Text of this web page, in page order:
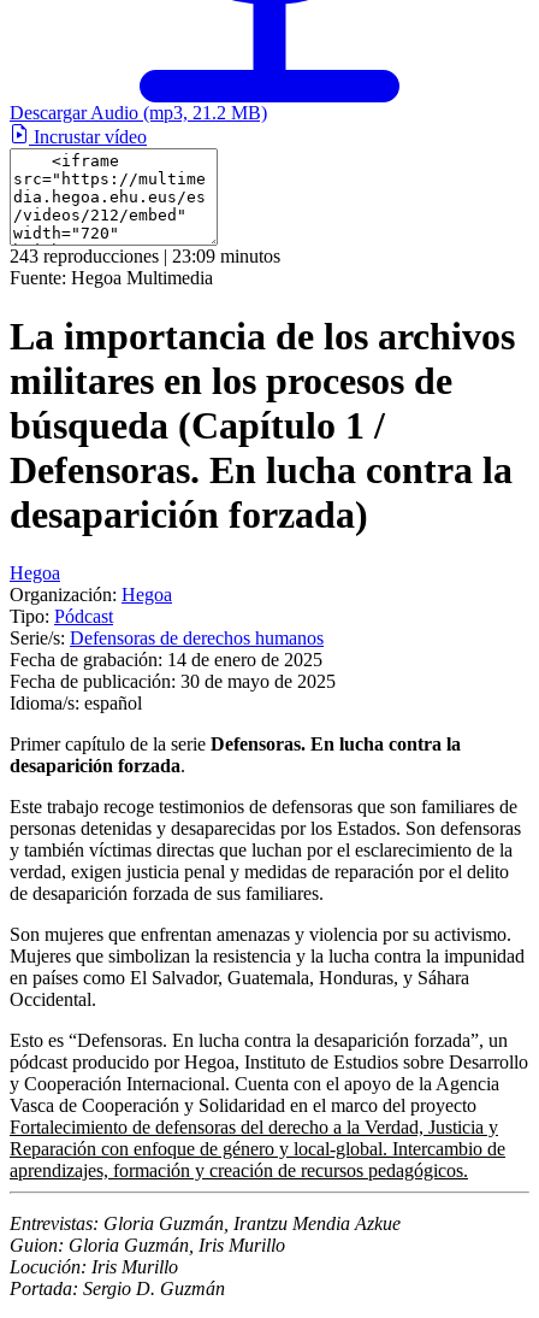
Descargar Audio (mp3, 21.2 MB)
Incrustar vídeo
243 reproducciones | 23:09 minutos
Fuente: Hegoa Multimedia
La importancia de los archivos
militares en los procesos de
búsqueda (Capítulo 1 /
Defensoras. En lucha contra la
desaparición forzada)
Hegoa
Organización: Hegoa
Tipo: Pódcast
Serie/s: Defensoras de derechos humanos
Fecha de grabación: 14 de enero de 2025
Fecha de publicación: 30 de mayo de 2025
Idioma/s: español
Primer capítulo de la serie Defensoras. En lucha contra la
desaparición forzada.
Este trabajo recoge testimonios de defensoras que son familiares de
personas detenidas y desaparecidas por los Estados. Son defensoras
y también víctimas directas que luchan por el esclarecimiento de la
verdad, exigen justicia penal y medidas de reparación por el delito
de desaparición forzada de sus familiares.
Son mujeres que enfrentan amenazas y violencia por su activismo.
Mujeres que simbolizan la resistencia y la lucha contra la impunidad
en países como El Salvador, Guatemala, Honduras, y Sáhara
Occidental.
Esto es “Defensoras. En lucha contra la desaparición forzada”, un
pódcast producido por Hegoa, Instituto de Estudios sobre Desarrollo
y Cooperación Internacional. Cuenta con el apoyo de la Agencia
Vasca de Cooperación y Solidaridad en el marco del proyecto
Fortalecimiento de defensoras del derecho a la Verdad, Justicia y
Reparación con enfoque de género y local-global. Intercambio de
aprendizajes, formación y creación de recursos pedagógicos.
Entrevistas: Gloria Guzmán, Irantzu Mendia Azkue
Guion: Gloria Guzmán, Iris Murillo
Locución: Iris Murillo
Portada: Sergio D. Guzmán